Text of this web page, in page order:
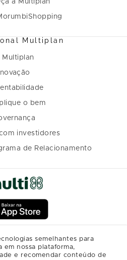
a Multiplan
Multiplan
Multiplan
Inovação
o bem
investidores
de Relacionamento
semelhantes para
em nossa plataforma,
e recomendar conteúdo de